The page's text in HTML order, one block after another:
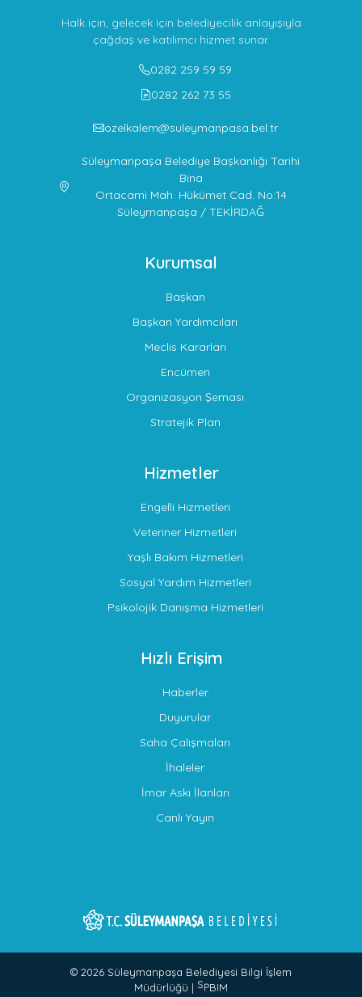
Halk için, gelecek için belediyecilik anlayışıyla
çağdaş ve katılımcı hizmet sunar.
0282 259 59 59
0282 262 73 55
ozelkalem@suleymanpasa.bel.tr
Süleymanpaşa Belediye Başkanlığı Tarihi
Bina
Ortacami Mah. Hükümet Cad. No:14
Süleymanpaşa / TEKİRDAĞ
Kurumsal
Başkan
Başkan Yardımcıları
Meclis Kararları
Encümen
Organizasyon Şeması
Stratejik Plan
Hizmetler
Engelli Hizmetleri
Veteriner Hizmetleri
Yaşlı Bakım Hizmetleri
Sosyal Yardım Hizmetleri
Psikolojik Danışma Hizmetleri
Hızlı Erişim
Haberler
Duyurular
Saha Çalışmaları
İhaleler
İmar Askı İlanları
Canlı Yayın
© 2026 Süleymanpaşa Belediyesi Bilgi İşlem
Müdürlüğü | SPBIM